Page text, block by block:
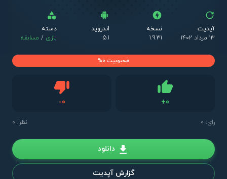
آپدیت
۱۳ مرداد ۱۴۰۲
نسخه
1.9.31
اندروید
5.1
دسته
بازی / مسابقه
+0
-0دیس لایک
رای: 0 نظر: 0
محبوبیت 0%
دانلود
گزارش آپدیت